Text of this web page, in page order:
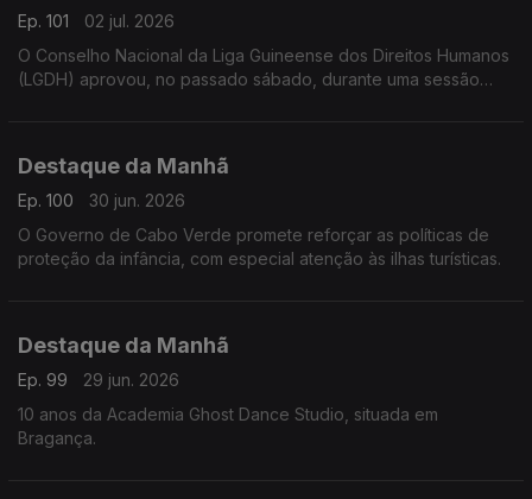
Ep. 101
02 jul. 2026
O Conselho Nacional da Liga Guineense dos Direitos Humanos
(LGDH) aprovou, no passado sábado, durante uma sessão
Destaque da Manhã
Ep. 100
30 jun. 2026
O Governo de Cabo Verde promete reforçar as políticas de
proteção da infância, com especial atenção às ilhas turísticas.
Destaque da Manhã
Ep. 99
29 jun. 2026
10 anos da Academia Ghost Dance Studio, situada em
Bragança.